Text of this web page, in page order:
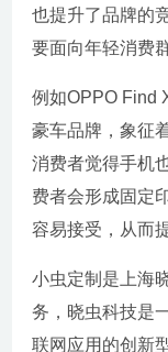
也提升了品牌的
要面向年轻消费
例如OPPO Find
豪车品牌，象征
消费者觉得手机
费者会形成固定
容易接受，从而
小虫定制是上海
务，晓虫科技是
联网应用的创新